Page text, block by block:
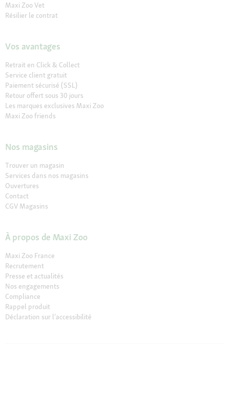
Maxi Zoo Vet
Résilier le contrat
Vos avantages
Retrait en Click & Collect
Service client gratuit
Paiement sécurisé (SSL)
Retour offert sous 30 jours
Les marques exclusives Maxi Zoo
Maxi Zoo friends
Nos magasins
Trouver un magasin
Services dans nos magasins
Ouvertures
Contact
CGV Magasins
À propos de Maxi Zoo
Maxi Zoo France
Recrutement
Presse et actualités
Nos engagements
Compliance
Rappel produit
Déclaration sur l’accessibilité